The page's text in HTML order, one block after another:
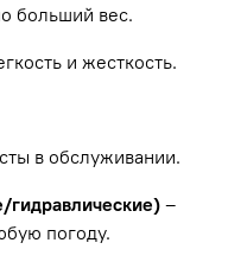
больший вес.
и жесткость.
в обслуживании.
–
погоду.